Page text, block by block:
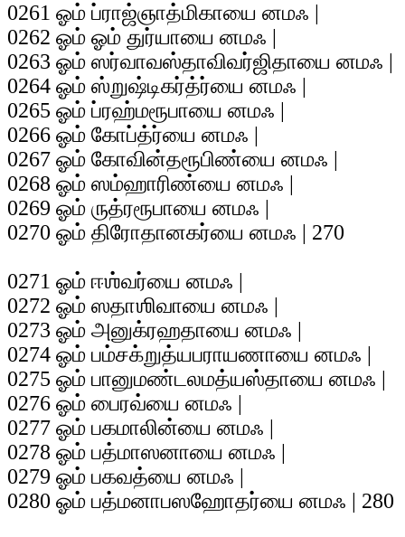
0261 ஓம் ப்ராஜ்ஞாத்மிகாயை னமஃ |
0262 ஓம் ஓம் துர்யாயை னமஃ |
0263 ஓம் ஸர்வாவஸ்தாவிவர்ஜிதாயை னமஃ |
0264 ஓம் ஸ்றுஷ்டிகர்த்ர்யை னமஃ |
0265 ஓம் ப்ரஹ்மரூபாயை னமஃ |
0266 ஓம் கோப்த்ர்யை னமஃ |
0267 ஓம் கோவின்தரூபிண்யை னமஃ |
0268 ஓம் ஸம்ஹாரிண்யை னமஃ |
0269 ஓம் ருத்ரரூபாயை னமஃ |
0270 ஓம் திரோதானகர்யை னமஃ | 270
0271 ஓம் ஈஶ்வர்யை னமஃ |
0272 ஓம் ஸதாஶிவாயை னமஃ |
0273 ஓம் அனுக்ரஹதாயை னமஃ |
0274 ஓம் பம்சக்றுத்யபராயணாயை னமஃ |
0275 ஓம் பானுமண்டலமத்யஸ்தாயை னமஃ |
0276 ஓம் பைரவ்யை னமஃ |
0277 ஓம் பகமாலின்யை னமஃ |
0278 ஓம் பத்மாஸனாயை னமஃ |
0279 ஓம் பகவத்யை னமஃ |
0280 ஓம் பத்மனாபஸஹோதர்யை னமஃ | 280